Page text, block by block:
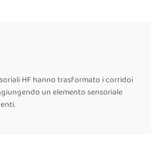
HF hanno trasformato i corridoi
un elemento sensoriale